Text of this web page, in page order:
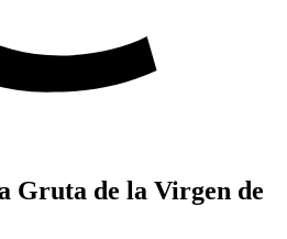
Gruta de la Virgen de